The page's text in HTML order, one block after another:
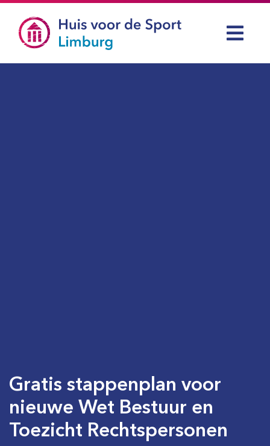
Gratis stappenplan voor
nieuwe Wet Bestuur en
Toezicht Rechtspersonen